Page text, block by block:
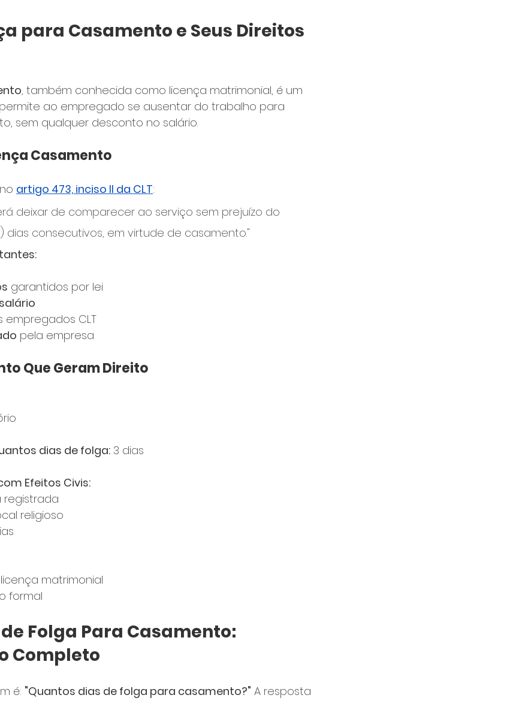
para Casamento e Seus Direitos
, também conhecida como licença matrimonial, é um
ao empregado se ausentar do trabalho para
sem qualquer desconto no salário.
Casamento
artigo 473, inciso II da CLT:
deixar de comparecer ao serviço sem prejuízo do
dias consecutivos, em virtude de casamento."
garantidos por lei
empregados CLT
pela empresa
Que Geram Direito
dias de folga: 3 dias
Efeitos Civis:
registrada
religioso
matrimonial
formal
Folga Para Casamento:
Completo
é: "Quantos dias de folga para casamento?" A resposta